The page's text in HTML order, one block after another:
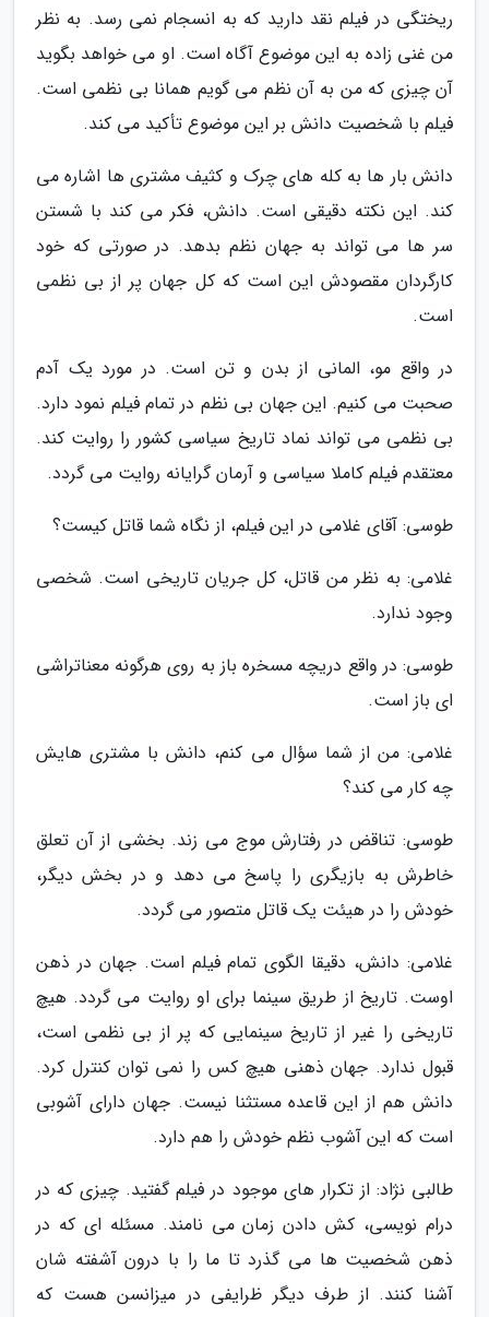
ریختگی در فیلم نقد دارید که به انسجام نمی رسد. به نظر
من غنی زاده به این موضوع آگاه است. او می خواهد بگوید
آن چیزی که من به آن نظم می گویم همانا بی نظمی است.
فیلم با شخصیت دانش بر این موضوع تأکید می کند.
دانش بار ها به کله های چرک و کثیف مشتری ها اشاره می
کند. این نکته دقیقی است. دانش، فکر می کند با شستن
سر ها می تواند به جهان نظم بدهد. در صورتی که خود
کارگردان مقصودش این است که کل جهان پر از بی نظمی
است.
در واقع مو، المانی از بدن و تن است. در مورد یک آدم
صحبت می کنیم. این جهان بی نظم در تمام فیلم نمود دارد.
بی نظمی می تواند نماد تاریخ سیاسی کشور را روایت کند.
معتقدم فیلم کاملا سیاسی و آرمان گرایانه روایت می گردد.
طوسی: آقای غلامی در این فیلم، از نگاه شما قاتل کیست؟
غلامی: به نظر من قاتل، کل جریان تاریخی است. شخصی
وجود ندارد.
طوسی: در واقع دریچه مسخره باز به روی هرگونه معناتراشی
ای باز است.
غلامی: من از شما سؤال می کنم، دانش با مشتری هایش
چه کار می کند؟
طوسی: تناقض در رفتارش موج می زند. بخشی از آن تعلق
خاطرش به بازیگری را پاسخ می دهد و در بخش دیگر،
خودش را در هیئت یک قاتل متصور می گردد.
غلامی: دانش، دقیقا الگوی تمام فیلم است. جهان در ذهن
اوست. تاریخ از طریق سینما برای او روایت می گردد. هیچ
تاریخی را غیر از تاریخ سینمایی که پر از بی نظمی است،
قبول ندارد. جهان ذهنی هیچ کس را نمی توان کنترل کرد.
دانش هم از این قاعده مستثنا نیست. جهان دارای آشوبی
است که این آشوب نظم خودش را هم دارد.
طالبی نژاد: از تکرار های موجود در فیلم گفتید. چیزی که در
درام نویسی، کش دادن زمان می نامند. مسئله ای که در
ذهن شخصیت ها می گذرد تا ما را با درون آشفته شان
آشنا کنند. از طرف دیگر ظرایفی در میزانسن هست که